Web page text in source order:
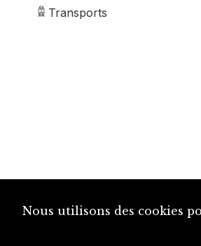
Transports
Nous utilisons des cookies